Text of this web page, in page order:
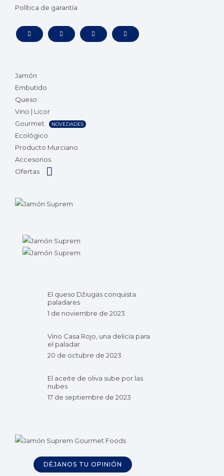
Política de garantía
Jamón
Embutido
Queso
Vino | Licor
Gourmet
NOVEDADES
Ecológico
Producto Murciano
Accesorios
Ofertas
El queso Džiugas conquista
paladares
1 de noviembre de 2023
Vino Casa Rojo, una delicia para
el paladar
20 de octubre de 2023
El aceite de oliva sube por las
nubes
17 de septiembre de 2023
DÉJANOS TU OPINIÓN